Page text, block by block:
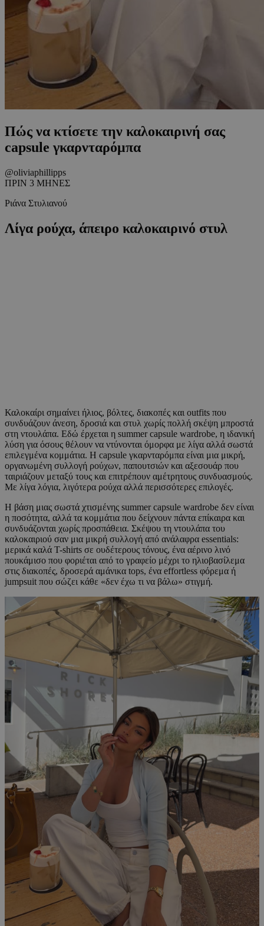
Πώς να κτίσετε την καλοκαιρινή σας
capsule γκαρνταρόμπα
@oliviaphillipps
ΠΡΙΝ 3 ΜΗΝΕΣ
Ριάνα Στυλιανού
Λίγα ρούχα, άπειρο καλοκαιρινό στυλ
Καλοκαίρι σημαίνει ήλιος, βόλτες, διακοπές και outfits που
συνδυάζουν άνεση, δροσιά και στυλ χωρίς πολλή σκέψη μπροστά
στη ντουλάπα. Εδώ έρχεται η summer capsule wardrobe, η ιδανική
λύση για όσους θέλουν να ντύνονται όμορφα με λίγα αλλά σωστά
επιλεγμένα κομμάτια. Η capsule γκαρνταρόμπα είναι μια μικρή,
οργανωμένη συλλογή ρούχων, παπουτσιών και αξεσουάρ που
ταιριάζουν μεταξύ τους και επιτρέπουν αμέτρητους συνδυασμούς.
Με λίγα λόγια, λιγότερα ρούχα αλλά περισσότερες επιλογές.
Η βάση μιας σωστά χτισμένης summer capsule wardrobe δεν είναι
η ποσότητα, αλλά τα κομμάτια που δείχνουν πάντα επίκαιρα και
συνδυάζονται χωρίς προσπάθεια. Σκέψου τη ντουλάπα του
καλοκαιριού σαν μια μικρή συλλογή από ανάλαφρα essentials:
μερικά καλά T-shirts σε ουδέτερους τόνους, ένα αέρινο λινό
πουκάμισο που φοριέται από το γραφείο μέχρι το ηλιοβασίλεμα
στις διακοπές, δροσερά αμάνικα tops, ένα effortless φόρεμα ή
jumpsuit που σώζει κάθε «δεν έχω τι να βάλω» στιγμή.